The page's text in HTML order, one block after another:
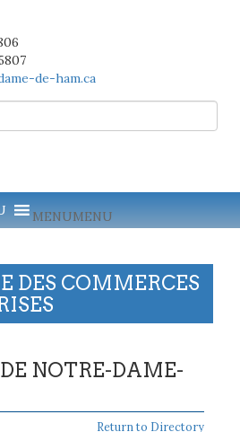
de-ham.ca
MENUMENU
DES COMMERCES
NOTRE-DAME-
Return to Directory